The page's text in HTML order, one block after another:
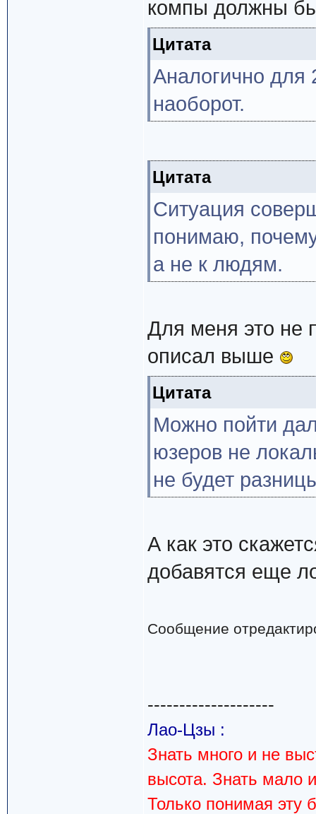
компы должны
Цитата
Аналогично для
наоборот.
Цитата
Ситуация
понимаю,
а не к людям.
Для меня это не
описал выше
Цитата
Можно пойти
юзеров не
не будет
А как это
добавятся еще
Сообщение
--------------------
Лао-Цзы :
Знать много и не
высота. Знать мало
Только понимая эту